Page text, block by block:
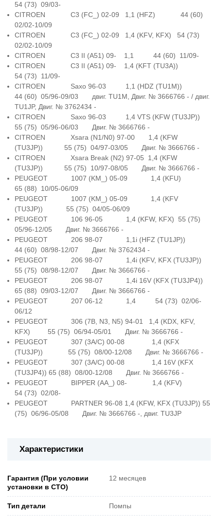
54 (73) 09/03-
CITROEN C3 (FC_) 02-09 1,1 (HFZ) 44 (60)
02/02-10/09
CITROEN C3 (FC_) 02-09 1,4 (KFV, KFX) 54 (73)
02/02-10/09
CITROEN C3 II (A51) 09- 1,1 44 (60) 11/09-
CITROEN C3 II (A51) 09- 1,4 (KFT (TU3A))
54 (73) 11/09-
CITROEN Saxo 96-03 1,1 (HDZ (TU1M))
44 (60) 05/96-09/03 двиг. TU1M, Двиг. № 3666766 - / двиг.
TU1JP, Двиг. № 3762434 -
CITROEN Saxo 96-03 1,4 VTS (KFW (TU3JP))
55 (75) 05/96-06/03 Двиг. № 3666766 -
CITROEN Xsara (N1/N0) 97-00 1,4 (KFW
(TU3JP)) 55 (75) 04/97-03/05 Двиг. № 3666766 -
CITROEN Xsara Break (N2) 97-05 1,4 (KFW
(TU3JP)) 55 (75) 10/97-08/05 Двиг. № 3666766 -
PEUGEOT 1007 (KM_) 05-09 1,4 (KFU)
65 (88) 10/05-06/09
PEUGEOT 1007 (KM_) 05-09 1,4 (KFV
(TU3JP)) 55 (75) 04/05-06/09
PEUGEOT 106 96-05 1,4 (KFW, KFX) 55 (75)
05/96-12/05 Двиг. № 3666766 -
PEUGEOT 206 98-07 1,1i (HFZ (TU1JP))
44 (60) 08/98-12/07 Двиг. № 3762434 -
PEUGEOT 206 98-07 1,4i (KFV, KFX (TU3JP))
55 (75) 08/98-12/07 Двиг. № 3666766 -
PEUGEOT 206 98-07 1,4i 16V (KFX (TU3JP4))
65 (88) 09/03-12/07 Двиг. № 3666766 -
PEUGEOT 207 06-12 1,4 54 (73) 02/06-
06/12
PEUGEOT 306 (7B, N3, N5) 94-01 1,4 (KDX, KFV,
KFX) 55 (75) 06/94-05/01 Двиг. № 3666766 -
PEUGEOT 307 (3A/C) 00-08 1,4 (KFX
(TU3JP)) 55 (75) 08/00-12/08 Двиг. № 3666766 -
PEUGEOT 307 (3A/C) 00-08 1,4 16V (KFX
(TU3JP4)) 65 (88) 08/00-12/08 Двиг. № 3666766 -
PEUGEOT BIPPER (AA_) 08- 1,4 (KFV)
54 (73) 02/08-
PEUGEOT PARTNER 96-08 1,4 (KFW, KFX (TU3JP)) 55
(75) 06/96-05/08 Двиг. № 3666766 -, двиг. TU3JP
Характеристики
Гарантия (При условии
установки в СТО)
12 месяцев
Тип детали Помпы